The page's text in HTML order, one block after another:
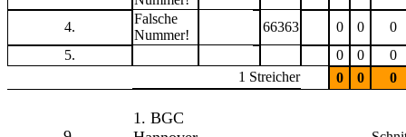
4.
Falsche
Nummer!
66363 0 0
0
5.
0 0
0
1 Streicher
0 0 0
1. BGC